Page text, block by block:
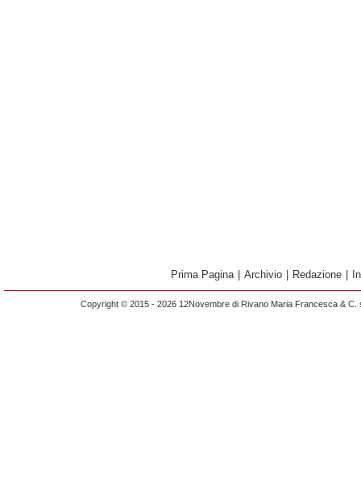
Prima Pagina Archivio Redazione
Copyright © 2015 - 2026 12Novembre di Rivano Maria Francesca &